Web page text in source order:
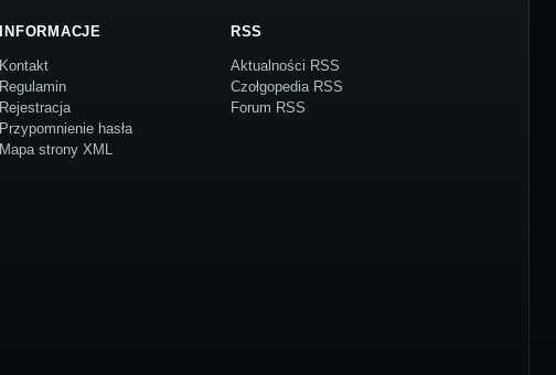
INFORMACJE
Kontakt
Regulamin
Rejestracja
Przypomnienie hasła
Mapa strony XML
RSS
Aktualności RSS
Czołgopedia RSS
Forum RSS